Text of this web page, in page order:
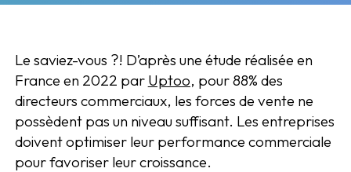
Le saviez-vous ?! D’après une étude réalisée en
France en 2022 par Uptoo, pour 88% des
directeurs commerciaux, les forces de vente ne
possèdent pas un niveau suffisant. Les entreprises
doivent optimiser leur performance commerciale
pour favoriser leur croissance.